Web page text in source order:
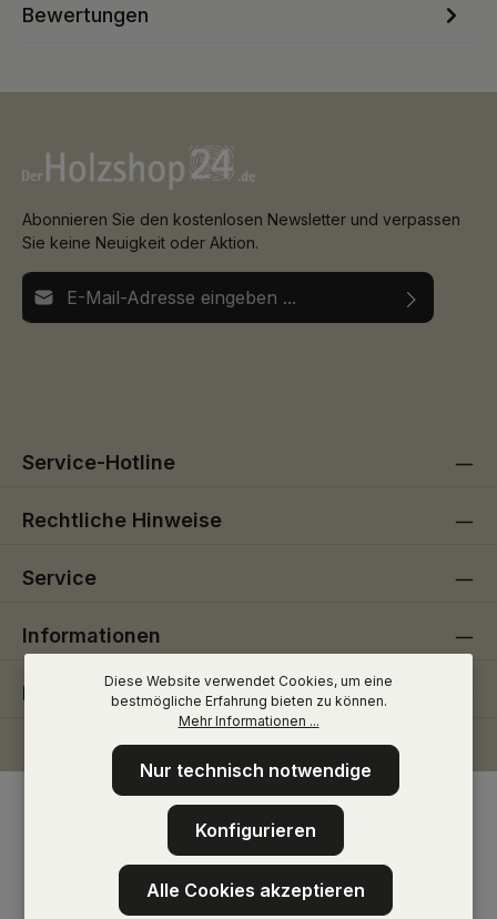
Bewertungen
Abonnieren Sie den kostenlosen Newsletter und verpassen
Sie keine Neuigkeit oder Aktion.
E-Mail-Adresse*
Service-Hotline
Rechtliche Hinweise
Service
Informationen
Folge uns
Diese Website verwendet Cookies, um eine
bestmögliche Erfahrung bieten zu können.
Mehr Informationen ...
Nur technisch notwendige
Konfigurieren
Alle Cookies akzeptieren